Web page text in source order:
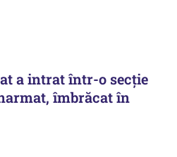
a intrat într-o secţie
îmbrăcat în